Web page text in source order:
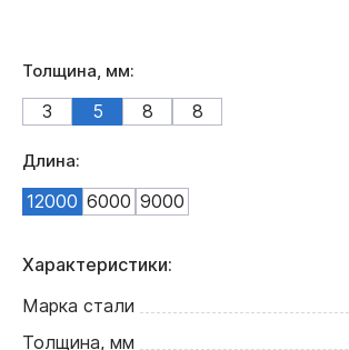
Толщина, мм:
3 5 8 8
Длина:
12000 6000 9000
Характеристики:
Марка стали
Толщина, мм